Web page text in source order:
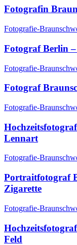
Fotografin
Fotografie-
Fotograf Berlin
Fotografie-
Fotograf
Fotografie-
Lennart
Fotografie-
Portraitfotograf
Zigarette
Fotografie-
Feld